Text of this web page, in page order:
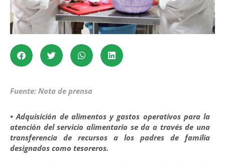
Fuente: Nota de prensa
• Adquisición de alimentos y gastos operativos para la
atención del servicio alimentario se da a través de una
transferencia de recursos a los padres de familia
designados como tesoreros.